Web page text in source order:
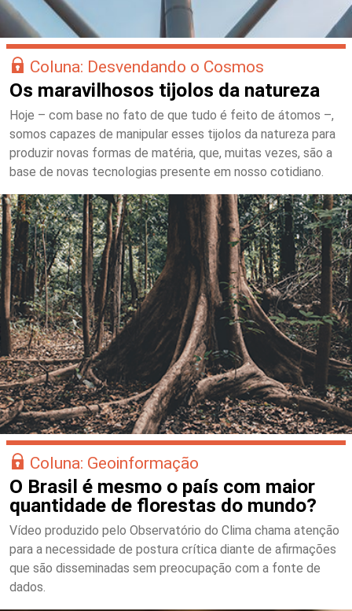
Coluna: Desvendando o Cosmos
Os maravilhosos tijolos da natureza
Hoje – com base no fato de que tudo é feito de átomos –,
somos capazes de manipular esses tijolos da natureza para
produzir novas formas de matéria, que, muitas vezes, são a
base de novas tecnologias presente em nosso cotidiano.
Coluna: Geoinformação
O Brasil é mesmo o país com maior
quantidade de florestas do mundo?
Vídeo produzido pelo Observatório do Clima chama atenção
para a necessidade de postura crítica diante de afirmações
que são disseminadas sem preocupação com a fonte de
dados.